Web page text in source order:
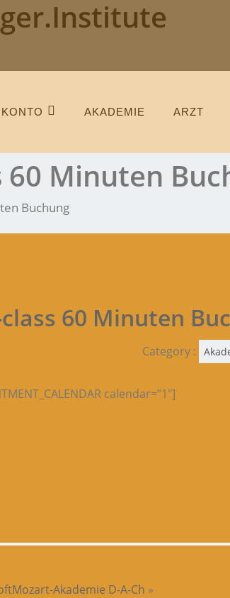
KONTO AKADEMIE ARZT
60 Minuten
Buchung
60 Minuten
Category :
calendar=”1″]
Akademie D-A-Ch »